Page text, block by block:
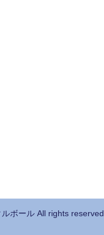
ボール All rights reserved.